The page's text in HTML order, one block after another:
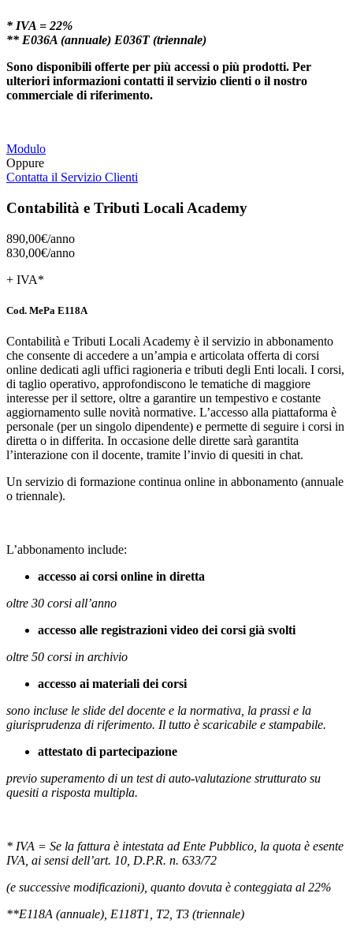
* IVA = 22%
** E036A (annuale) E036T (triennale)
Sono disponibili offerte per più accessi o più prodotti. Per
ulteriori informazioni contatti il servizio clienti o il nostro
commerciale di riferimento.
Modulo
Oppure
Contatta il Servizio Clienti
Contabilità e Tributi Locali Academy
890,00€/anno
830,00€/anno
+ IVA*
Cod. MePa E118A
Contabilità e Tributi Locali Academy è il servizio in abbonamento
che consente di accedere a un’ampia e articolata offerta di corsi
online dedicati agli uffici ragioneria e tributi degli Enti locali. I corsi,
di taglio operativo, approfondiscono le tematiche di maggiore
interesse per il settore, oltre a garantire un tempestivo e costante
aggiornamento sulle novità normative. L’accesso alla piattaforma è
personale (per un singolo dipendente) e permette di seguire i corsi in
diretta o in differita. In occasione delle dirette sarà garantita
l’interazione con il docente, tramite l’invio di quesiti in chat.
Un servizio di formazione continua online in abbonamento (annuale
o triennale).
L’abbonamento include:
accesso ai corsi online in diretta
oltre 30 corsi all’anno
accesso alle registrazioni video dei corsi già svolti
oltre 50 corsi in archivio
accesso ai materiali dei corsi
sono incluse le slide del docente e la normativa, la prassi e la
giurisprudenza di riferimento. Il tutto è scaricabile e stampabile.
attestato di partecipazione
previo superamento di un test di auto-valutazione strutturato su
quesiti a risposta multipla.
* IVA = Se la fattura è intestata ad Ente Pubblico, la quota è esente
IVA, ai sensi dell’art. 10, D.P.R. n. 633/72
(e successive modificazioni), quanto dovuta è conteggiata al 22%
**E118A (annuale), E118T1, T2, T3 (triennale)